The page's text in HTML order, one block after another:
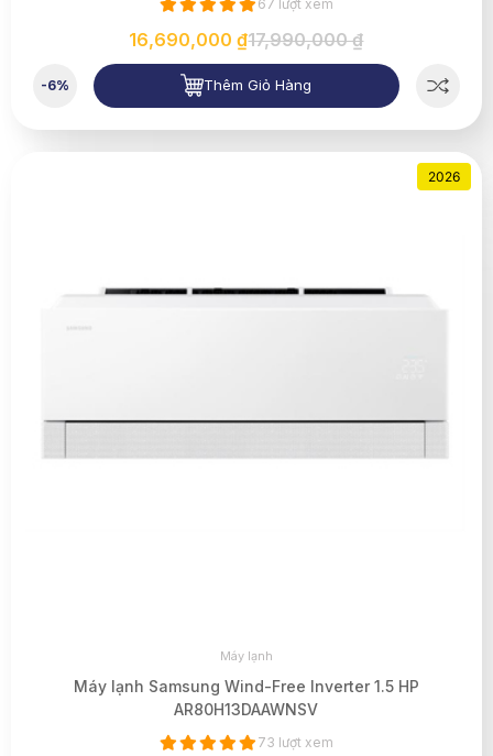
67 lượt xem
16,690,000 ₫17,990,000 ₫
-6% Thêm Giỏ Hàng
2026
Máy lạnh
Máy lạnh Samsung Wind-Free Inverter 1.5 HP
AR80H13DAAWNSV
73 lượt xem